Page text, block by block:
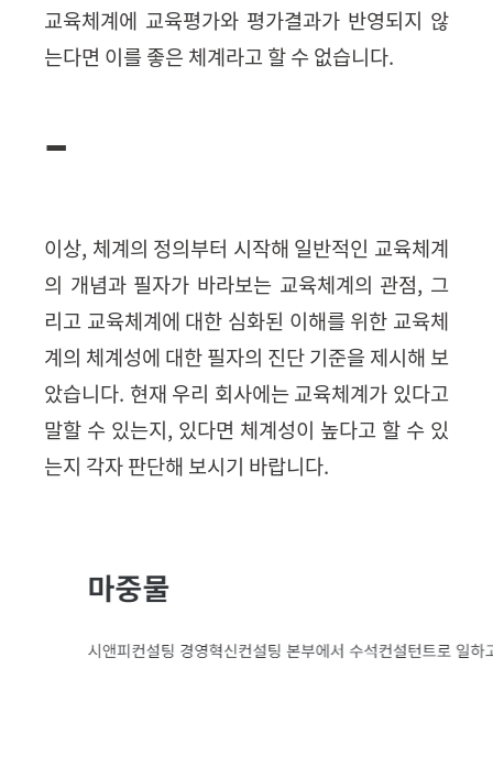
교육체계에 교육평가와 평가결과가 반영되지 않
는다면 이를 좋은 체계라고 할 수 없습니다.
-
이상, 체계의 정의부터 시작해 일반적인 교육체계
의 개념과 필자가 바라보는 교육체계의 관점, 그
리고 교육체계에 대한 심화된 이해를 위한 교육체
계의 체계성에 대한 필자의 진단 기준을 제시해 보
았습니다. 현재 우리 회사에는 교육체계가 있다고
말할 수 있는지, 있다면 체계성이 높다고 할 수 있
는지 각자 판단해 보시기 바랍니다.